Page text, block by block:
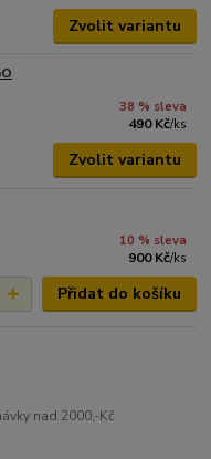
Zvolit variantu
38 % sleva
490 Kč/ks
Zvolit variantu
10 % sleva
900 Kč/ks
Přidat do košíku
nad 2000,-Kč